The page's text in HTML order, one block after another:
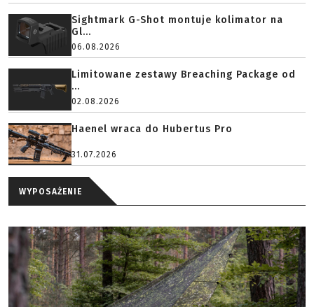
Sightmark G-Shot montuje kolimator na
Gl...
06.08.2026
Limitowane zestawy Breaching Package od
...
02.08.2026
Haenel wraca do Hubertus Pro
31.07.2026
WYPOSAŻENIE